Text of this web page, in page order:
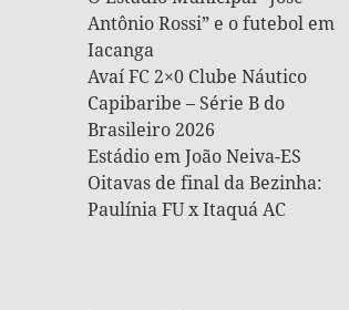
Antônio Rossi” e o futebol em
Iacanga
Avaí FC 2×0 Clube Náutico
Capibaribe – Série B do
Brasileiro 2026
Estádio em João Neiva-ES
Oitavas de final da Bezinha:
Paulínia FU x Itaquá AC